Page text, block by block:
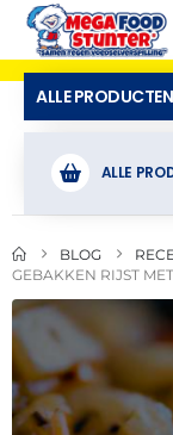
ALLE PRODUCTEN
ALLE
BLOG
GEBAKKEN RIJST